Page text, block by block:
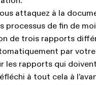
attaquez à la
de fin de
de trois rapports
par votre
les rapports qui
à tout cela à